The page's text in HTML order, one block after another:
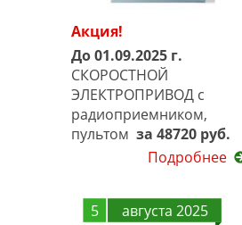
Акция!
До 01.09.2025 г.
СКОРОСТНОЙ
ЭЛЕКТРОПРИВОД с
радиоприемником,
пультом за 48720 руб.
Подробнее
5 августа 2025